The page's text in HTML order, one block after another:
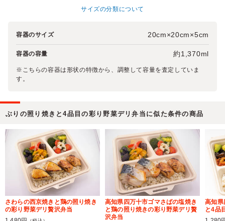
サイズの分類について
容器のサイズ 20cm×20cm×5cm
容器の容量 約1,370ml
※こちらの容器は形状の特徴から、調整して容量を査定していま
す。
ぶりの照り焼きと4品目の彩り野菜デリ弁当に似た条件の商品
さわらの西京焼きと鶏の照り焼き
の彩り野菜デリ贅沢弁当
高知県四万十市ゴマさばの塩焼き
と鶏の照り焼きの彩り野菜デリ贅
沢弁当
高知県
と4品